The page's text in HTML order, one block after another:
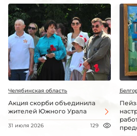
Челябинская область
Акция скорби объединила
жителей Южного Урала
31 июля 2026 129